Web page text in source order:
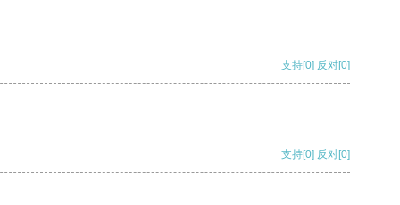
支持[0] 反对[0]
支持[0] 反对[0]